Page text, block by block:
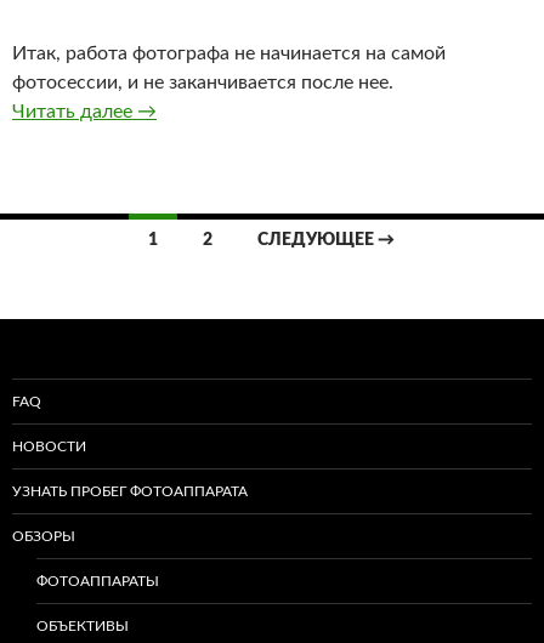
Итак, работа фотографа не начинается на самой
фотосессии, и не заканчивается после нее.
Читать далее За кадром: работа фотографа и ретушь
→
Навигация
записям
1 2 СЛЕДУЮЩЕЕ →
FAQ
НОВОСТИ
УЗНАТЬ ПРОБЕГ ФОТОАППАРАТА
ОБЗОРЫ
ФОТОАППАРАТЫ
ОБЪЕКТИВЫ